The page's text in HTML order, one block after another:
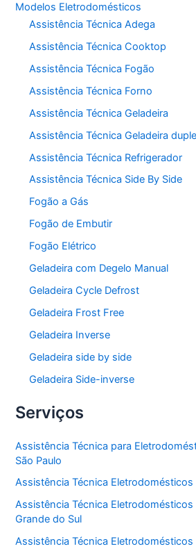
Modelos Eletrodomésticos
Assistência Técnica Adega
Assistência Técnica Cooktop
Assistência Técnica Fogão
Assistência Técnica Forno
Assistência Técnica Geladeira
Assistência Técnica Geladeira
Assistência Técnica Refrigerador
Assistência Técnica Side By Side
Fogão a Gás
Fogão de Embutir
Fogão Elétrico
Geladeira com Degelo Manual
Geladeira Cycle Defrost
Geladeira Frost Free
Geladeira Inverse
Geladeira side by side
Geladeira Side-inverse
Serviços
Assistência Técnica para
São Paulo
Assistência Técnica
Assistência Técnica
Grande do Sul
Assistência Técnica